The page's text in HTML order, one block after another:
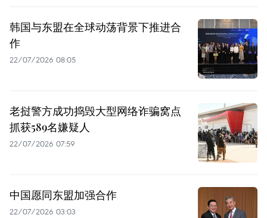
韩国与东盟在全球动荡背景下推进合
作
22/07/2026 08:05
老挝警方成功捣毁大型网络诈骗窝点
抓获589名嫌疑人
22/07/2026 07:59
中国愿同东盟加强合作
22/07/2026 03:03